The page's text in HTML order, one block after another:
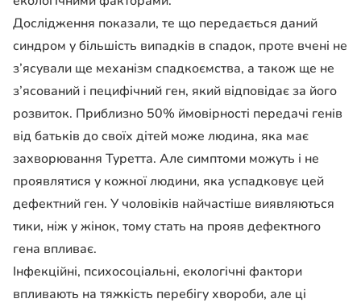
Дослідження показали, те що передається даний
синдром у більшість випадків в спадок, проте вчені не
з’ясували ще механізм спадкоємства, а також ще не
з’ясований і пецифічний ген, який відповідає за його
розвиток. Приблизно 50% ймовірності передачі генів
від батьків до своїх дітей може людина, яка має
захворювання Туретта. Але симптоми можуть і не
проявлятися у кожної людини, яка успадковує цей
дефектний ген. У чоловіків найчастіше виявляються
тики, ніж у жінок, тому стать на прояв дефектного
гена впливає.
Інфекційні, психосоціальні, екологічні фактори
впливають на тяжкість перебігу хвороби, але ці